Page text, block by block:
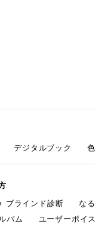
デジタルブック
ブラインド診断
な
バム
ユーザーボイス